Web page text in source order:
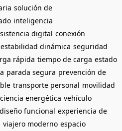
solución de
inteligencia
digital conexión
estabilidad dinámica seguridad
rápida tiempo de carga estado
parada segura prevención de
transporte personal movilidad
energética vehículo
diseño funcional experiencia de
viajero moderno espacio